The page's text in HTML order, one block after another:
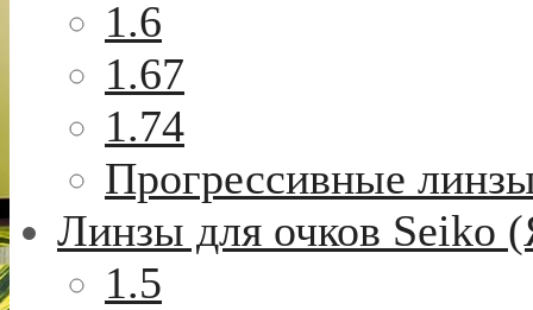
1.6
1.67
1.74
Прогрессивные
Линзы для очков Seiko
1.5